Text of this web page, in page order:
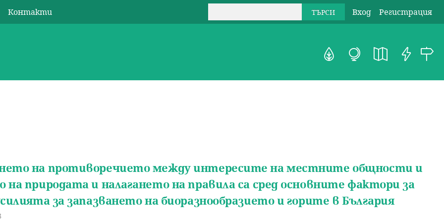
Контакти
Ф
а
т
e
n
u
Вход Регистрация
на противоречието между интересите на местните общности и
на природата и налагането на правила са сред основните фактори за
за запазването на биоразнообразието и горите в България